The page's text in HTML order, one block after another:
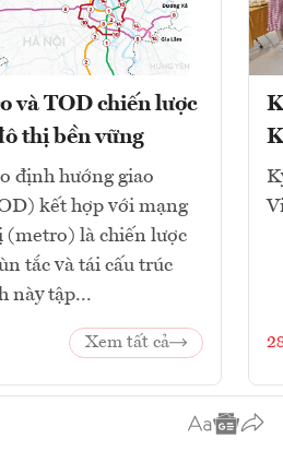
và TOD chiến lược
thị bền vững
định hướng giao
kết hợp với mạng
(metro) là chiến lược
tắc và tái cấu trúc
này tập...
Xem tất cả